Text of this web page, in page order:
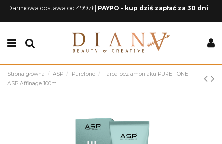
Darmowa dostawa od 499zł | PAYPO - kup dziś zapłać za 30 dni
Strona główna ASP PureTone
Farba bez amoniaku PURE TONE
ASP Affinage 100ml